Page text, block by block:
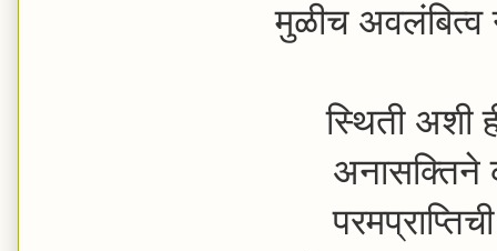
मुळीच
स्थिती अशी
अनासक्तिने